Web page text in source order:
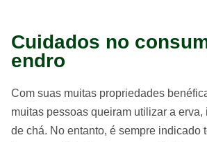
Cuidados no
endro
Com suas muitas propriedades
muitas pessoas queiram utilizar a erva,
de chá. No entanto, é sempre indicado